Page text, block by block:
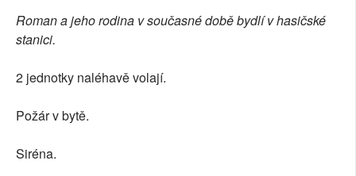
Roman a jeho rodina v současné době bydlí v hasičské
stanici.
2 jednotky naléhavě volají.
Požár v bytě.
Siréna.